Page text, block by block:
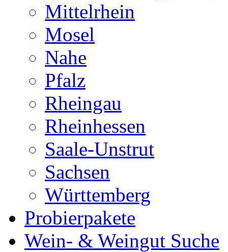
Mittelrhein
Mosel
Nahe
Pfalz
Rheingau
Rheinhessen
Saale-Unstrut
Sachsen
Württemberg
Probierpakete
Wein- & Weingut Suche